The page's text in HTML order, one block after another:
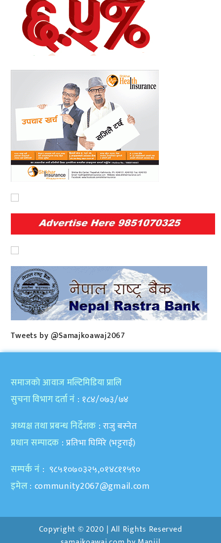
Tweets by @Samajkoawaj2067
समाजकाे आवाज मल्टिमिडिया प्रालि
सुचना विभाग दर्ता नं : १८४/०७३/७४
अध्यक्ष तथा प्रबन्ध निर्देशक : राजु बस्नेत
प्रधान सम्पादक : प्रतिभा घिमिरे (भट्टराई)
सम्पर्क नं : ९८५१०७०३२५,०१४८११५९०
इमेल: community2067@gmail.com
Copyright © 2020 | All Rights Reserved